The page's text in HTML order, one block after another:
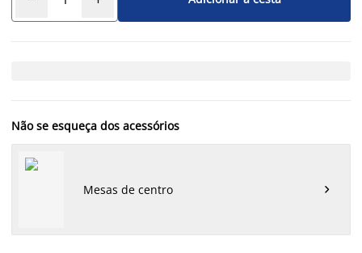
Não se esqueça dos acessórios
Mesas de centro 